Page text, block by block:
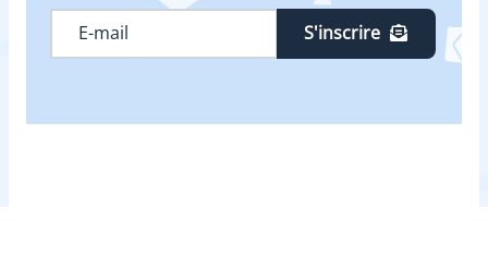
S'inscrire